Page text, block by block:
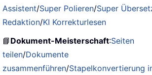
Assistent/Super Polieren/Super
Redaktion/KI Korrekturlesen
📘 Dokument-Meisterschaft:Seiten
teilen/Dokumente
zusammenführen/Stapelkonvertierung